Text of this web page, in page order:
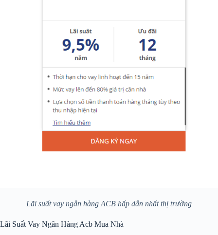
Lãi suất vay ngân hàng ACB hấp dẫn nhất thị trường
Lãi Suất Vay Ngân Hàng Acb Mua Nhà